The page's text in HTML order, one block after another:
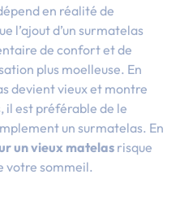
en réalité de
l’ajout d’un surmatelas
de confort et de
plus moelleuse. En
devient vieux et montre
il est préférable de le
un surmatelas. En
un vieux matelas risque
votre sommeil.